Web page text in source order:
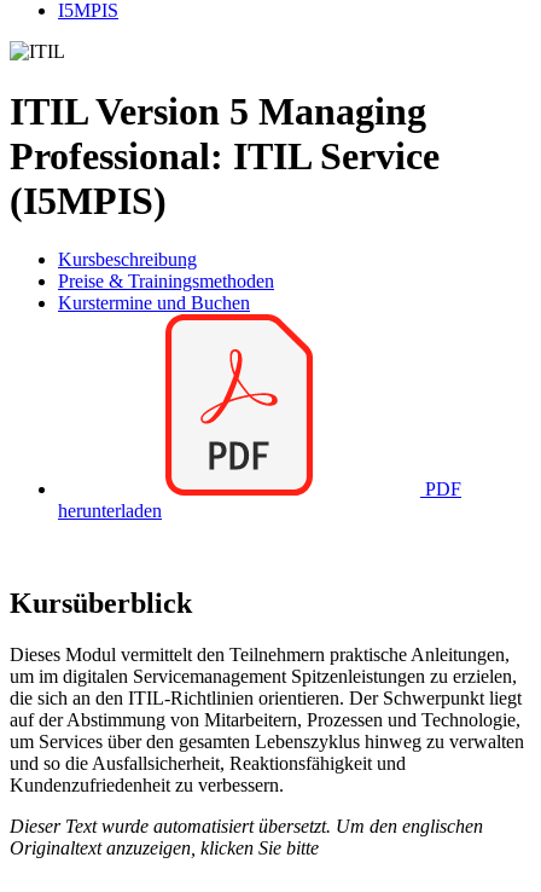
I5MPIS
ITIL Version 5 Managing
Professional: ITIL Service
(I5MPIS)
Kursbeschreibung
Preise & Trainingsmethoden
Kurstermine und Buchen
PDF
herunterladen
Kursüberblick
Dieses Modul vermittelt den Teilnehmern praktische Anleitungen,
um im digitalen Servicemanagement Spitzenleistungen zu erzielen,
die sich an den ITIL-Richtlinien orientieren. Der Schwerpunkt liegt
auf der Abstimmung von Mitarbeitern, Prozessen und Technologie,
um Services über den gesamten Lebenszyklus hinweg zu verwalten
und so die Ausfallsicherheit, Reaktionsfähigkeit und
Kundenzufriedenheit zu verbessern.
Dieser Text wurde automatisiert übersetzt. Um den englischen
Originaltext anzuzeigen, klicken Sie bitte